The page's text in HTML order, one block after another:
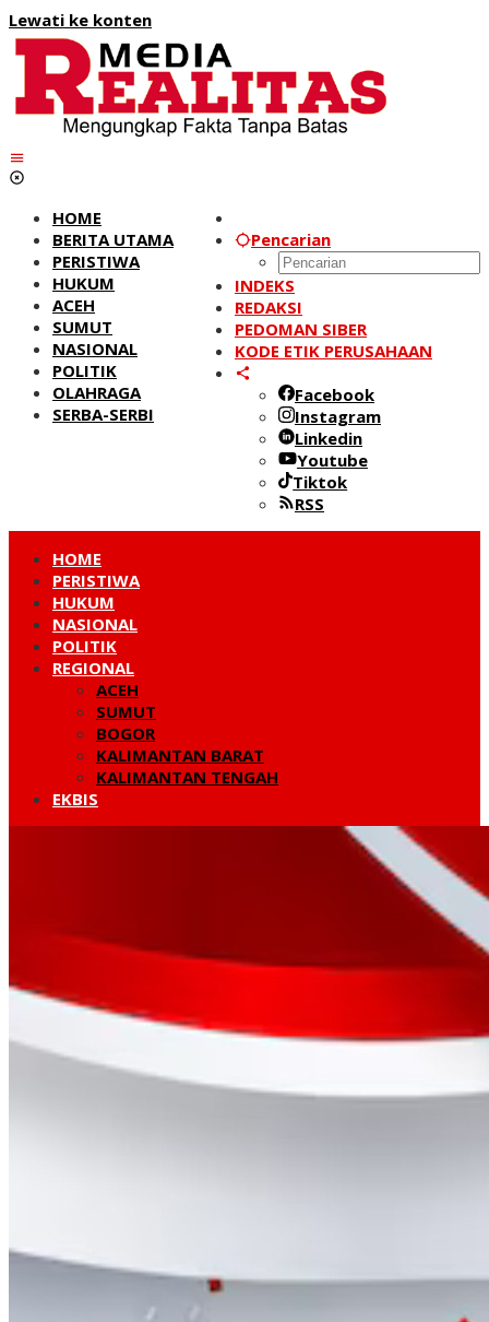
Lewati ke konten
Pencarian
INDEKS
REDAKSI
PEDOMAN SIBER
KODE ETIK PERUSAHAAN
Facebook
Instagram
Linkedin
Youtube
Tiktok
RSS
HOME
BERITA UTAMA
PERISTIWA
HUKUM
ACEH
SUMUT
NASIONAL
POLITIK
OLAHRAGA
SERBA-SERBI
HOME
PERISTIWA
HUKUM
NASIONAL
POLITIK
REGIONAL
ACEH
SUMUT
BOGOR
KALIMANTAN BARAT
KALIMANTAN TENGAH
EKBIS